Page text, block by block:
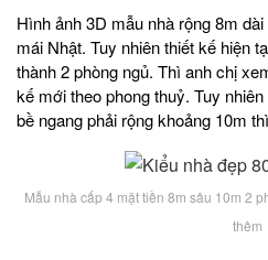
Hình ảnh 3D mẫu nhà rộng 8m
mái Nhật. Tuy nhiên thiết kế hiện
thành 2 phòng ngủ. Thì anh chị
kế mới theo phong thuỷ. Tuy
bề ngang phải rộng khoảng 10m
Mẫu nhà cấp 4 mặt tiền 8m sâu 10m 2
thêm